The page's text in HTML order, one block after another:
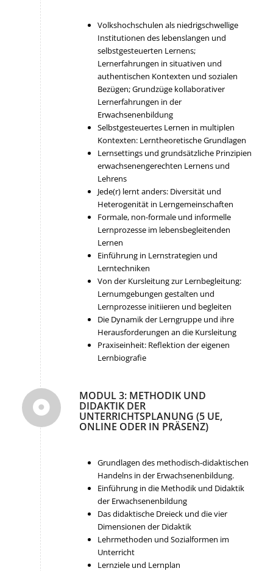
Volkshochschulen als niedrigschwellige
Institutionen des lebenslangen und
selbstgesteuerten Lernens;
Lernerfahrungen in situativen und
authentischen Kontexten und sozialen
Bezügen; Grundzüge kollaborativer
Lernerfahrungen in der
Erwachsenenbildung
Selbstgesteuertes Lernen in multiplen
Kontexten: Lerntheoretische Grundlagen
Lernsettings und grundsätzliche Prinzipien
erwachsenengerechten Lernens und
Lehrens
Jede(r) lernt anders: Diversität und
Heterogenität in Lerngemeinschaften
Formale, non-formale und informelle
Lernprozesse im lebensbegleitenden
Lernen
Einführung in Lernstrategien und
Lerntechniken
Von der Kursleitung zur Lernbegleitung:
Lernumgebungen gestalten und
Lernprozesse initiieren und begleiten
Die Dynamik der Lerngruppe und ihre
Herausforderungen an die Kursleitung
Praxiseinheit: Reflektion der eigenen
Lernbiografie
MODUL 3: METHODIK UND
DIDAKTIK DER
UNTERRICHTSPLANUNG (5 UE,
ONLINE ODER IN PRÄSENZ)
Grundlagen des methodisch-didaktischen
Handelns in der Erwachsenenbildung.
Einführung in die Methodik und Didaktik
der Erwachsenenbildung
Das didaktische Dreieck und die vier
Dimensionen der Didaktik
Lehrmethoden und Sozialformen im
Unterricht
Lernziele und Lernplan